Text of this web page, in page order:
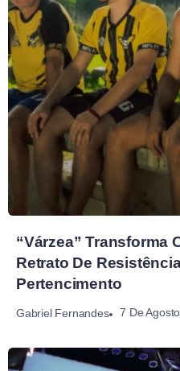
“Várzea” Transforma
Retrato De
Pertencimento
Gabriel Fernandes 7 De